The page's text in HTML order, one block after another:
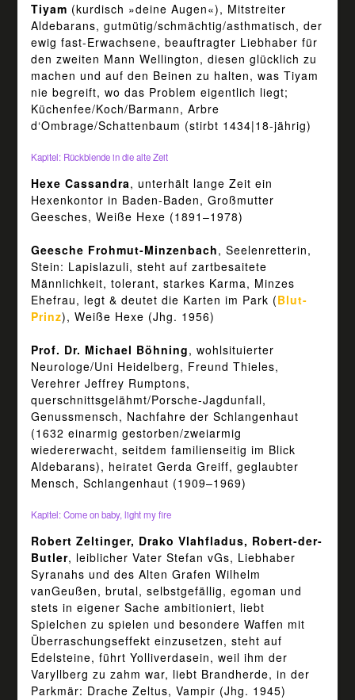
Tiyam (kurdisch »deine Augen«), Mitstreiter
Aldebarans, gutmütig/schmächtig/asthmatisch, der
ewig fast-Erwachsene, beauftragter Liebhaber für
den zweiten Mann Wellington, diesen glücklich zu
machen und auf den Beinen zu halten, was Tiyam
nie begreift, wo das Problem eigentlich liegt;
Küchenfee/Koch/Barmann, Arbre
d‘Ombrage/Schattenbaum (stirbt 1434|18-jährig)
Kapitel: Rückblende in die alte Zeit
Hexe Cassandra, unterhält lange Zeit ein
Hexenkontor in Baden-Baden, Großmutter
Geesches, Weiße Hexe (1891–1978)
Geesche Frohmut-Minzenbach, Seelenretterin,
Stein: Lapislazuli, steht auf zartbesaitete
Männlichkeit, tolerant, starkes Karma, Minzes
Ehefrau, legt & deutet die Karten im Park (Blut-
Prinz), Weiße Hexe (Jhg. 1956)
Prof. Dr. Michael Böhning, wohlsituierter
Neurologe/Uni Heidelberg, Freund Thieles,
Verehrer Jeffrey Rumptons,
querschnittsgelähmt/Porsche-Jagdunfall,
Genussmensch, Nachfahre der Schlangenhaut
(1632 einarmig gestorben/zweiarmig
wiedererwacht, seitdem familienseitig im Blick
Aldebarans), heiratet Gerda Greiff, geglaubter
Mensch, Schlangenhaut (1909–1969)
Kapitel: Come on baby, light my fire
Robert Zeltinger, Drako Vlahfladus, Robert-der-
Butler, leiblicher Vater Stefan vGs, Liebhaber
Syranahs und des Alten Grafen Wilhelm
vanGeußen, brutal, selbstgefällig, egoman und
stets in eigener Sache ambitioniert, liebt
Spielchen zu spielen und besondere Waffen mit
Überraschungseffekt einzusetzen, steht auf
Edelsteine, führt Yolliverdasein, weil ihm der
Varyllberg zu zahm war, liebt Brandherde, in der
Parkmär: Drache Zeltus, Vampir (Jhg. 1945)